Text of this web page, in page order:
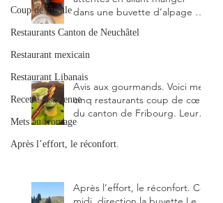
Coup de gueule
Restaurants Canton de Neuchâtel
Restaurant mexicain
Restaurant Libanais
Recette alsacienne
Mets au fromage
Après l’effort, le réconfort.
dans une buvette d’alpage et,
meilleure du canton de
Fribourg ?
Avis aux gourmands. Voici mes
cinq restaurants coup de cœur
du canton de Fribourg. Leurs
particularités : un très bon
rapport qualité-prix-plaisir.
Après l’effort, le réconfort. Ce